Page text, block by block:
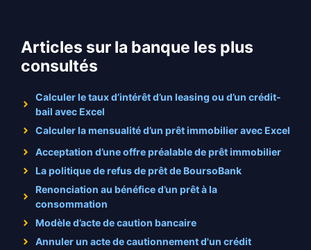
Articles sur la banque les plus
consultés
Calculer le taux d’intérêt d’un leasing ou d’un crédit-
bail avec Excel
Calculer la mensualité d’un prêt immobilier avec Excel
Acceptation d’une offre préalable de prêt immobilier
La politique de refus de prêt de BoursoBank
Renonciation au bénéfice d’un prêt à la
consommation
Modèle d’acte de caution bancaire
Annuler un acte de cautionnement d'un crédit